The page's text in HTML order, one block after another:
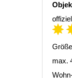
max.